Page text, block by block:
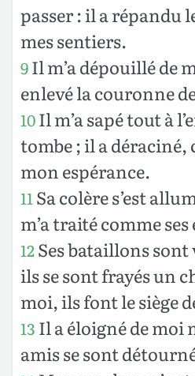
passer : il a répandu
mes sentiers.
9Il m’a dépouillé de
enlevé la couronne
10Il m’a sapé tout à
tombe ; il a
mon espérance.
11 Sa colère s’est
m’a traité comme
12Ses bataillons sont
ils se sont frayés un
moi, ils font le siège
13 Il a éloigné de moi
amis se sont